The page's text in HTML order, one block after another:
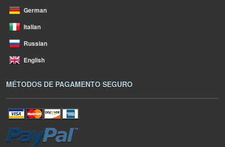
German
Italian
Russian
English
MÉTODOS DE PAGAMENTO SEGURO